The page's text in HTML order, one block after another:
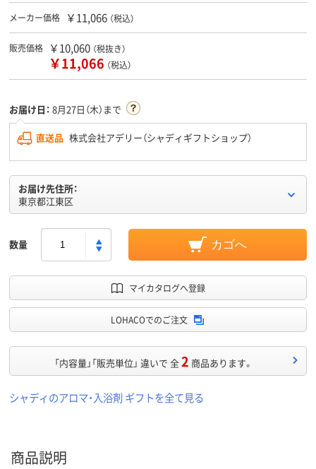
メーカー価格 ￥11,066 （税込）
販売価格 ￥10,060 （税抜き）
￥11,066 （税込）
お届け日： 8月27日（木）まで
直送品 株式会社アデリー（シャディギフトショップ）
お届け先住所：
東京都江東区
数量 カゴへ
マイカタログへ登録
LOHACOでのご注文
「内容量」「販売単位」 違いで 全2 商品あります。
シャディのアロマ・入浴剤 ギフトを全て見る
商品説明